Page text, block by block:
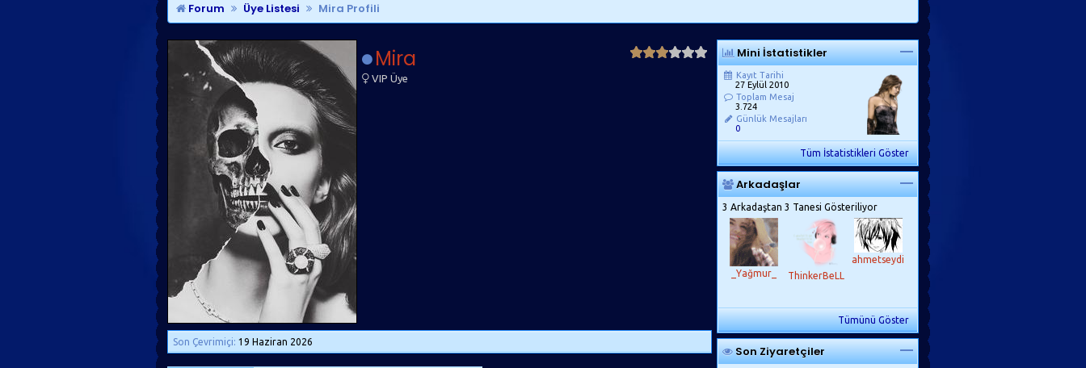
Forum Üye Listesi Mira Profili
Mira
VIP Üye
Son Çevrimiçi: 19 Haziran 2026
Mini İstatistikler
Kayıt Tarihi
27 Eylül 2010
Toplam Mesaj
3.724
Günlük Mesajları
0
Tüm İstatistikleri Göster
Arkadaşlar
3 Arkadaştan 3 Tanesi Gösteriliyor
_Yağmur_ ThinkerBeLL
ahmetseydi
Tümünü Göster
Son Ziyaretçiler